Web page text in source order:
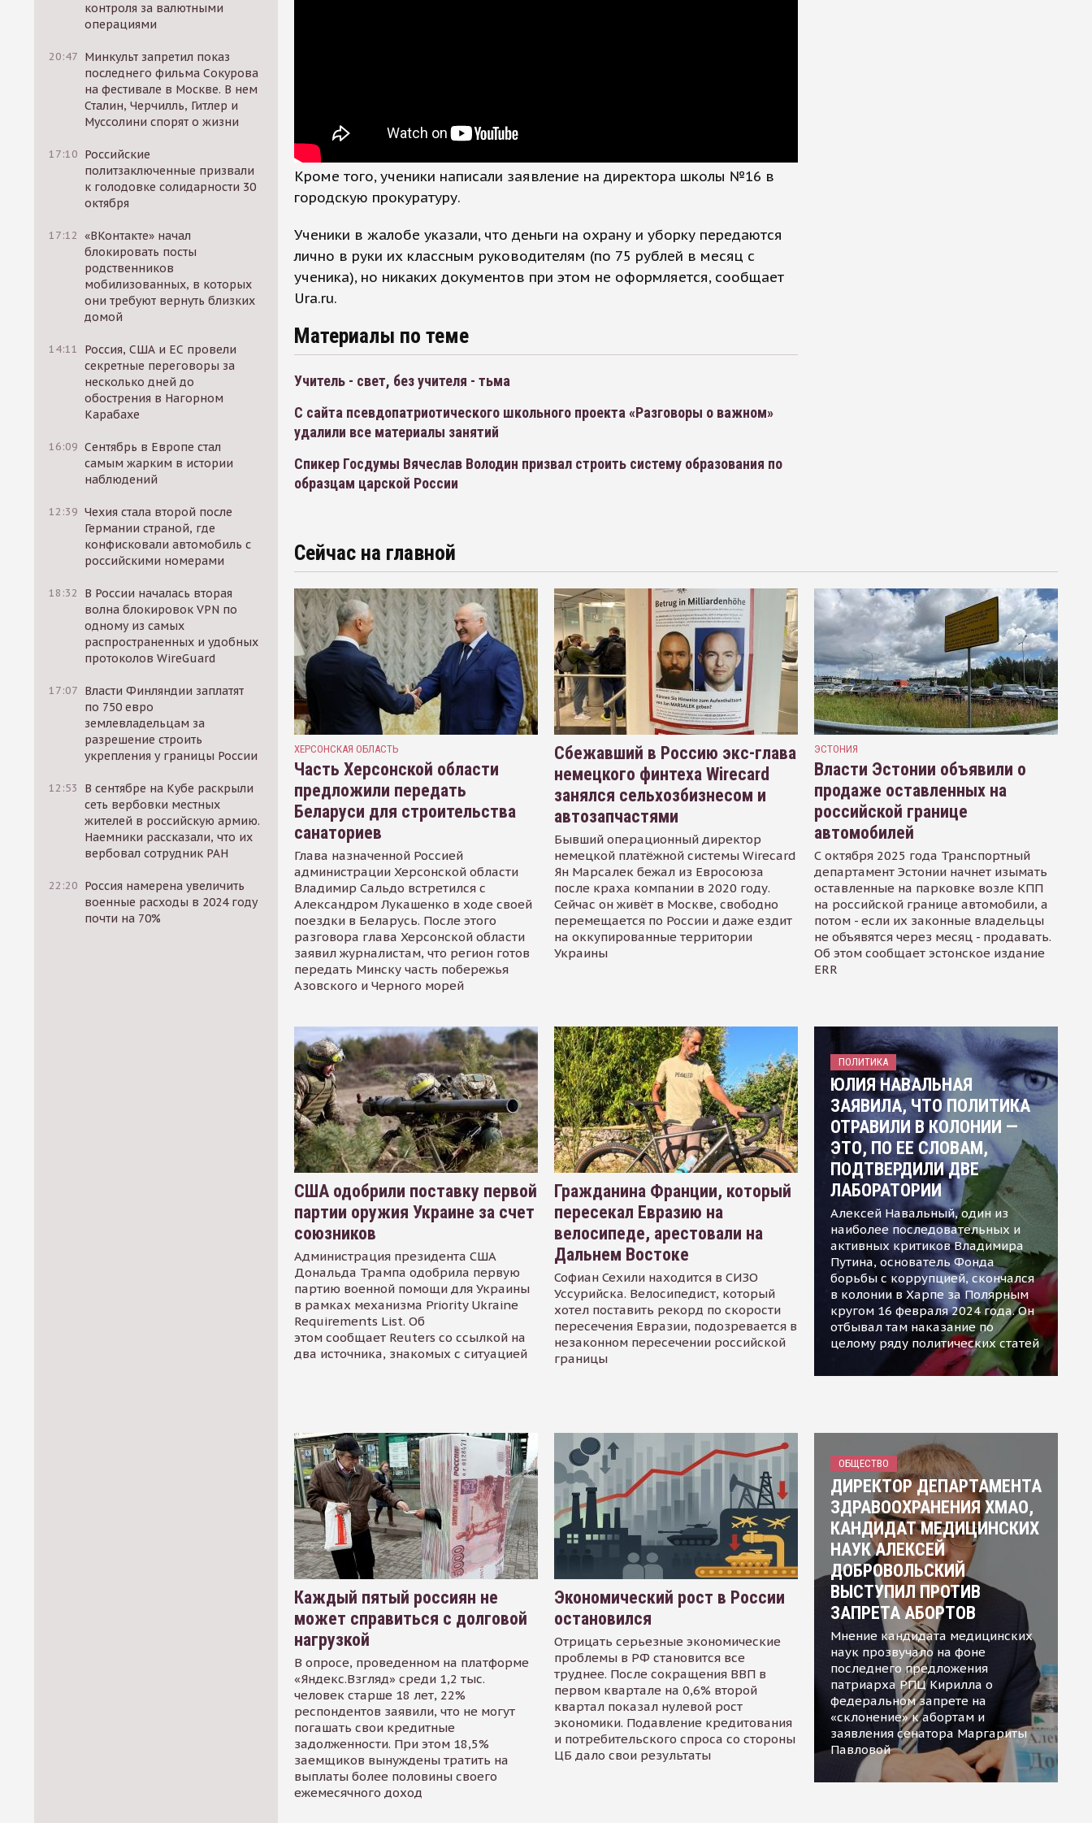
контроля за валютными
операциями
20:47 Минкульт запретил показ
последнего фильма Сокурова
на фестивале в Москве. В нем
Сталин, Черчилль, Гитлер и
Муссолини спорят о жизни
17:10 Российские
политзаключенные призвали
к голодовке солидарности 30
октября
17:12 «ВКонтакте» начал
блокировать посты
родственников
мобилизованных, в которых
они требуют вернуть близких
домой
14:11
Россия, США и ЕС провели
секретные переговоры за
несколько дней до
обострения в Нагорном
Карабахе
16:09 Сентябрь в Европе стал
самым жарким в истории
наблюдений
12:39 Чехия стала второй после
Германии страной, где
конфисковали автомобиль с
российскими номерами
18:32
В России началась вторая
волна блокировок VPN по
одному из самых
распространенных и удобных
протоколов WireGuard
17:07 Власти Финляндии заплатят
по 750 евро
землевладельцам за
разрешение строить
укрепления у границы России
12:53
В сентябре на Кубе раскрыли
сеть вербовки местных
жителей в российскую армию.
Наемники рассказали, что их
вербовал сотрудник РАН
22:20 Россия намерена увеличить
военные расходы в 2024 году
почти на 70%
Кроме того, ученики написали заявление на директора школы №16 в
городскую прокуратуру.
Ученики в жалобе указали, что деньги на охрану и уборку передаются
лично в руки их классным руководителям (по 75 рублей в месяц с
ученика), но никаких документов при этом не оформляется, сообщает
Ura.ru.
Материалы по теме
Учитель - свет, без учителя - тьма
С сайта псевдопатриотического школьного проекта «Разговоры о важном»
удалили все материалы занятий
Спикер Госдумы Вячеслав Володин призвал строить систему образования по
образцам царской России
Сейчас на главной
ХЕРСОНСКАЯ ОБЛАСТЬ
Часть Херсонской области
предложили передать
Беларуси для строительства
санаториев
Глава назначенной Россией
администрации Херсонской области
Владимир Сальдо встретился с
Александром Лукашенко в ходе своей
поездки в Беларусь. После этого
разговора глава Херсонской области
заявил журналистам, что регион готов
передать Минску часть побережья
Азовского и Черного морей
Сбежавший в Россию экс-глава
немецкого финтеха Wirecard
занялся сельхозбизнесом и
автозапчастями
Бывший операционный директор
немецкой платёжной системы Wirecard
Ян Марсалек бежал из Евросоюза
после краха компании в 2020 году.
Сейчас он живёт в Москве, свободно
перемещается по России и даже ездит
на оккупированные территории
Украины
ЭСТОНИЯ
Власти Эстонии объявили о
продаже оставленных на
российской границе
автомобилей
С октября 2025 года Транспортный
департамент Эстонии начнет изымать
оставленные на парковке возле КПП
на российской границе автомобили, а
потом - если их законные владельцы
не объявятся через месяц - продавать.
Об этом сообщает эстонское издание
ERR
США одобрили поставку первой
партии оружия Украине за счет
союзников
Администрация президента США
Дональда Трампа одобрила первую
партию военной помощи для Украины
в рамках механизма Priority Ukraine
Requirements List. Об
этом сообщает Reuters со ссылкой на
два источника, знакомых с ситуацией
Гражданина Франции, который
пересекал Евразию на
велосипеде, арестовали на
Дальнем Востоке
Софиан Сехили находится в СИЗО
Уссурийска. Велосипедист, который
хотел поставить рекорд по скорости
пересечения Евразии, подозревается в
незаконном пересечении российской
границы
ПОЛИТИКА
ЮЛИЯ НАВАЛЬНАЯ
ЗАЯВИЛА, ЧТО ПОЛИТИКА
ОТРАВИЛИ В КОЛОНИИ —
ЭТО, ПО ЕЕ СЛОВАМ,
ПОДТВЕРДИЛИ ДВЕ
ЛАБОРАТОРИИ
Алексей Навальный, один из
наиболее последовательных и
активных критиков Владимира
Путина, основатель Фонда
борьбы с коррупцией, скончался
в колонии в Харпе за Полярным
кругом 16 февраля 2024 года. Он
отбывал там наказание по
целому ряду политических статей
Каждый пятый россиян не
может справиться с долговой
нагрузкой
В опросе, проведенном на платформе
«Яндекс.Взгляд» среди 1,2 тыс.
человек старше 18 лет, 22%
респондентов заявили, что не могут
погашать свои кредитные
задолженности. При этом 18,5%
заемщиков вынуждены тратить на
выплаты более половины своего
ежемесячного доход
Экономический рост в России
остановился
Отрицать серьезные экономические
проблемы в РФ становится все
труднее. После сокращения ВВП в
первом квартале на 0,6% второй
квартал показал нулевой рост
экономики. Подавление кредитования
и потребительского спроса со стороны
ЦБ дало свои результаты
ОБЩЕСТВО
ДИРЕКТОР ДЕПАРТАМЕНТА
ЗДРАВООХРАНЕНИЯ ХМАО,
КАНДИДАТ МЕДИЦИНСКИХ
НАУК АЛЕКСЕЙ
ДОБРОВОЛЬСКИЙ
ВЫСТУПИЛ ПРОТИВ
ЗАПРЕТА АБОРТОВ
Мнение кандидата медицинских
наук прозвучало на фоне
последнего предложения
патриарха РПЦ Кирилла о
федеральном запрете на
«склонение» к абортам и
заявления сенатора Маргариты
Павловой